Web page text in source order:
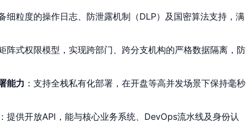
细粒度的操作日志、防泄露机制（DLP）及国密算法支持，满
阵式权限模型，实现跨部门、跨分支机构的严格数据隔离，防
能力 ：支持全栈私有化部署，在开盘等高并发场景下保持毫秒
提供开放API，能与核心业务系统、DevOps流水线及身份认